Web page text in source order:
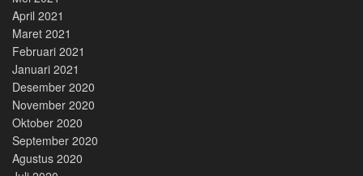
April 2021
Maret 2021
Februari 2021
Januari 2021
Desember 2020
November 2020
Oktober 2020
September 2020
Agustus 2020